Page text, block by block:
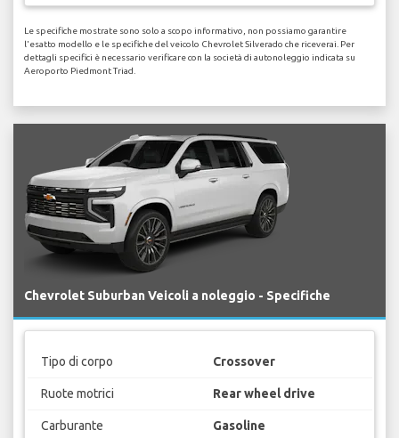
Le specifiche mostrate sono solo a scopo informativo, non possiamo garantire
l'esatto modello e le specifiche del veicolo Chevrolet Silverado che riceverai. Per
dettagli specifici è necessario verificare con la società di autonoleggio indicata su
Aeroporto Piedmont Triad.
Chevrolet Suburban Veicoli a noleggio - Specifiche
Tipo di corpo Crossover
Ruote motrici Rear wheel drive
Carburante Gasoline